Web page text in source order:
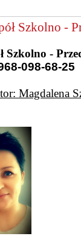
Szkolno -
Szkolno -
098-68-25
Magdalena